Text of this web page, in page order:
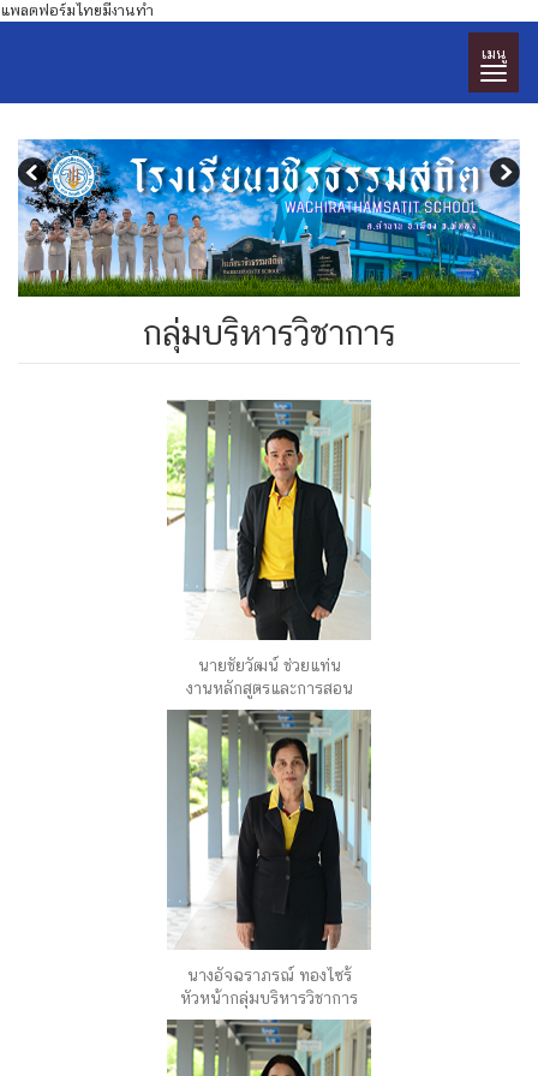
แพลตฟอร์มไทยมีงานทำ
เมนู
กลุ่มบริหารวิชาการ
นายชัยวัฒน์ ช่วยแท่น
งานหลักสูตรและการสอน
นางอัจฉราภรณ์ ทองไซร้
หัวหน้ากลุ่มบริหารวิชาการ